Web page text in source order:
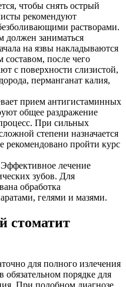
чтобы снять острый
рекомендуют
растворами.
заниматься
на язвы накладываются
после чего
с поверхности слизистой,
перманганат калия,
прием антигистаминных
общее раздражение
При сильных
степени назначается
рекомендовано пройти курс
лечение
зубов. Для
обработка
гелями и мазями.
стоматит
для полного излечения
обязательном порядке для
При подобном диагнозе